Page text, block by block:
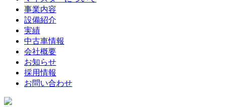
事業内容
設備紹介
実績
中古車情報
会社概要
お知らせ
採用情報
お問い合わせ